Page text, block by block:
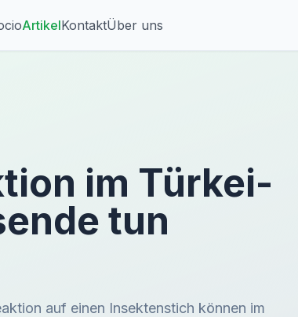
ArtikelKontaktÜber uns
im Türkei-
tun
auf einen Insektenstich können im